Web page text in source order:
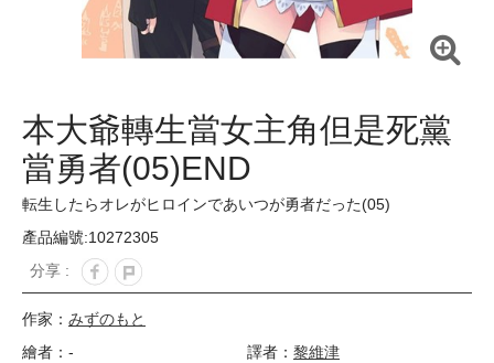
本大爺轉生當女主角但是死黨
當勇者(05)END
転生したらオレがヒロインであいつが勇者だった(05)
產品編號:10272305
分享 :
作家： みずのもと
繪者：-
譯者： 黎維津